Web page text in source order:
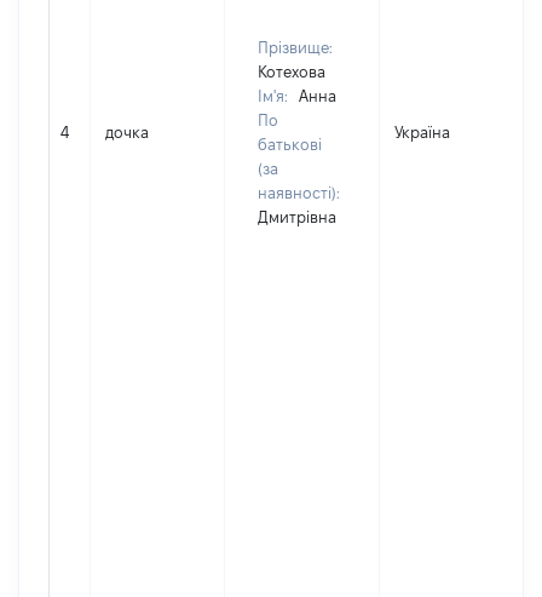
4 дочка
Прізвище:
Котехова
Ім'я:
Анна
По
батькові
(за
наявності):
Дмитрівна
Україна